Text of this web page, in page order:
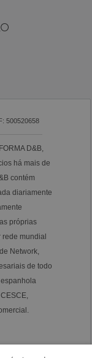
500520658
D&B,
há mais de
contém
diariamente
próprias
mundial
Network,
de todo
espanhola